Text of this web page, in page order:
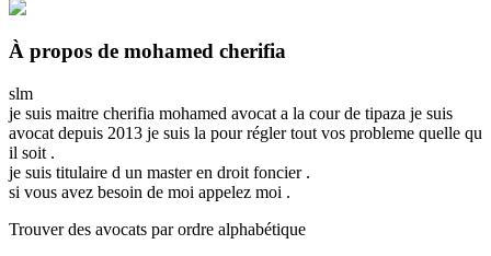
À propos de mohamed cherifia
slm
je suis maitre cherifia mohamed avocat a la cour de tipaza je suis
avocat depuis 2013 je suis la pour régler tout vos probleme quelle qu
il soit .
je suis titulaire d un master en droit foncier .
si vous avez besoin de moi appelez moi .
Trouver des avocats par ordre alphabétique